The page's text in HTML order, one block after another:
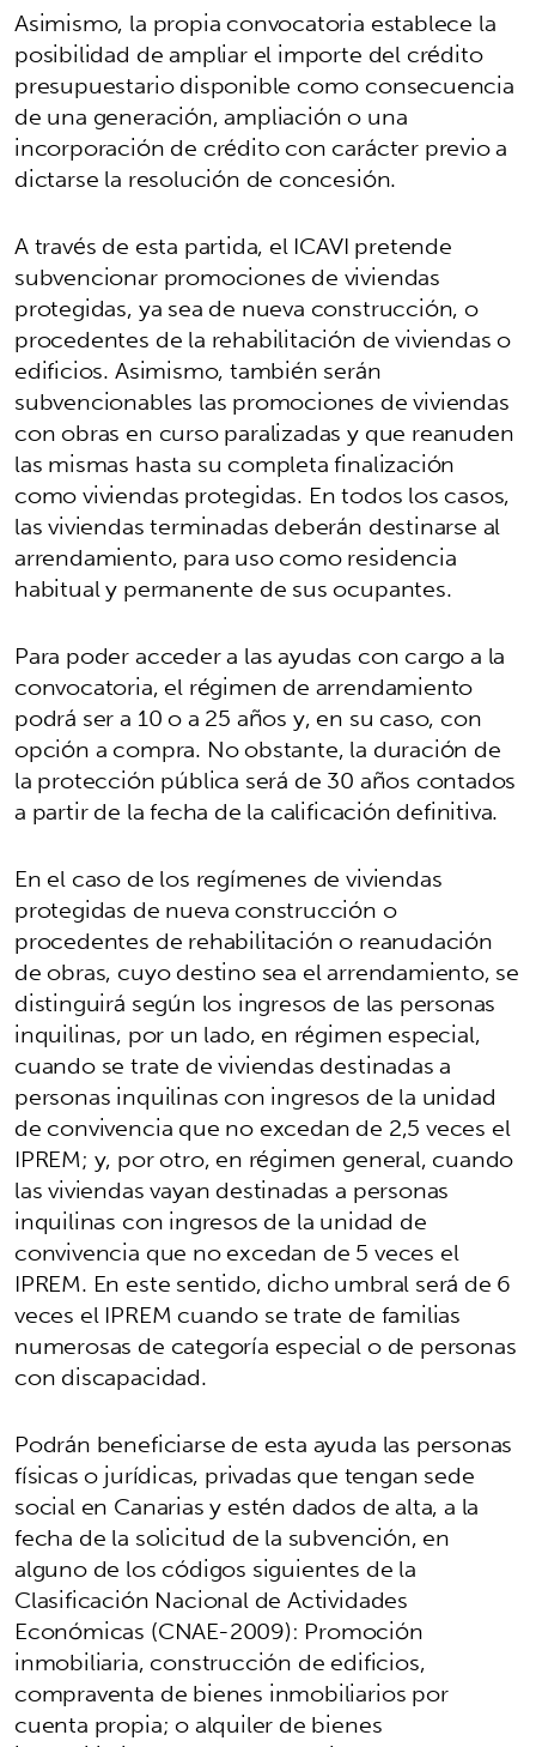
Asimismo, la propia convocatoria establece la
posibilidad de ampliar el importe del crédito
presupuestario disponible como consecuencia
de una generación, ampliación o una
incorporación de crédito con carácter previo a
dictarse la resolución de concesión.
A través de esta partida, el ICAVI pretende
subvencionar promociones de viviendas
protegidas, ya sea de nueva construcción, o
procedentes de la rehabilitación de viviendas o
edificios. Asimismo, también serán
subvencionables las promociones de viviendas
con obras en curso paralizadas y que reanuden
las mismas hasta su completa finalización
como viviendas protegidas. En todos los casos,
las viviendas terminadas deberán destinarse al
arrendamiento, para uso como residencia
habitual y permanente de sus ocupantes.
Para poder acceder a las ayudas con cargo a la
convocatoria, el régimen de arrendamiento
podrá ser a 10 o a 25 años y, en su caso, con
opción a compra. No obstante, la duración de
la protección pública será de 30 años contados
a partir de la fecha de la calificación definitiva.
En el caso de los regímenes de viviendas
protegidas de nueva construcción o
procedentes de rehabilitación o reanudación
de obras, cuyo destino sea el arrendamiento, se
distinguirá según los ingresos de las personas
inquilinas, por un lado, en régimen especial,
cuando se trate de viviendas destinadas a
personas inquilinas con ingresos de la unidad
de convivencia que no excedan de 2,5 veces el
IPREM; y, por otro, en régimen general, cuando
las viviendas vayan destinadas a personas
inquilinas con ingresos de la unidad de
convivencia que no excedan de 5 veces el
IPREM. En este sentido, dicho umbral será de 6
veces el IPREM cuando se trate de familias
numerosas de categoría especial o de personas
con discapacidad.
Podrán beneficiarse de esta ayuda las personas
físicas o jurídicas, privadas que tengan sede
social en Canarias y estén dados de alta, a la
fecha de la solicitud de la subvención, en
alguno de los códigos siguientes de la
Clasificación Nacional de Actividades
Económicas (CNAE-2009): Promoción
inmobiliaria, construcción de edificios,
compraventa de bienes inmobiliarios por
cuenta propia; o alquiler de bienes